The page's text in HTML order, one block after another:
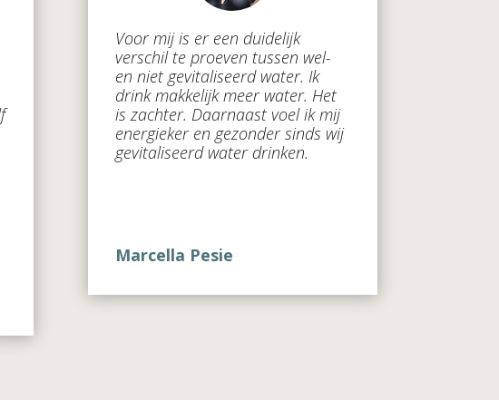
Voor mij is er een duidelijk
verschil te proeven tussen wel-
en niet gevitaliseerd water. Ik
drink makkelijk meer water. Het
is zachter. Daarnaast voel ik mij
energieker en gezonder sinds wij
gevitaliseerd water drinken.
Marcella Pesie